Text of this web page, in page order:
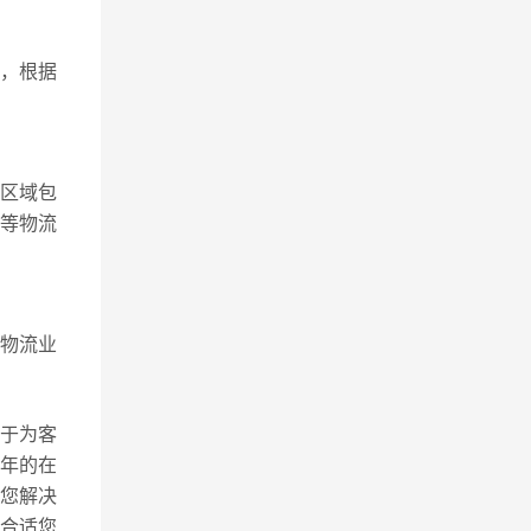
根据
域包
物流
流业
为客
的在
解决
适您